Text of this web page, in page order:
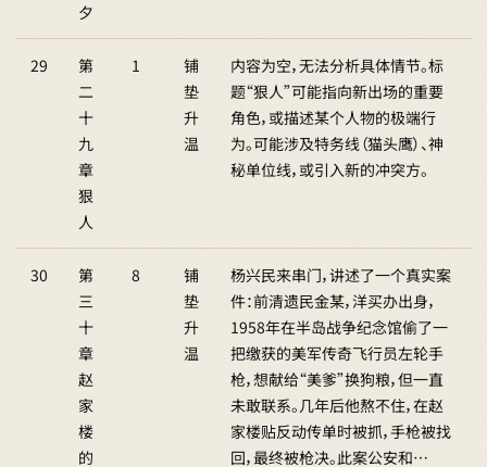
夕
29
第
二
十
九
章
狠
人
1
铺
垫
升
温
内容为空，无法分析具体情节。标
题“狠人”可能指向新出场的重要
角色，或描述某个人物的极端行
为。可能涉及特务线（猫头鹰）、神
秘单位线，或引入新的冲突方。
30
第
三
十
章
赵
家
楼
的
8
铺
垫
升
温
杨兴民来串门，讲述了一个真实案
件：前清遗民金某，洋买办出身，
1958年在半岛战争纪念馆偷了一
把缴获的美军传奇飞行员左轮手
枪，想献给“美爹”换狗粮，但一直
未敢联系。几年后他熬不住，在赵
家楼贴反动传单时被抓，手枪被找
回，最终被枪决。此案公安和…